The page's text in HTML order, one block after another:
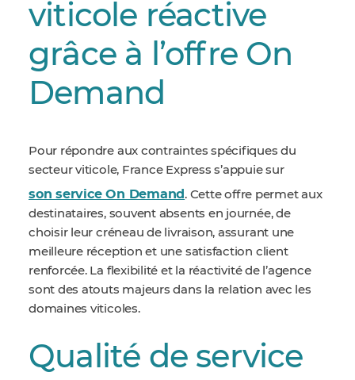
viticole réactive
grâce à l’offre On
Demand
Pour répondre aux contraintes spécifiques du
secteur viticole, France Express s’appuie sur
son service On Demand. Cette offre permet aux
destinataires, souvent absents en journée, de
choisir leur créneau de livraison, assurant une
meilleure réception et une satisfaction client
renforcée. La flexibilité et la réactivité de l’agence
sont des atouts majeurs dans la relation avec les
domaines viticoles.
Qualité de service